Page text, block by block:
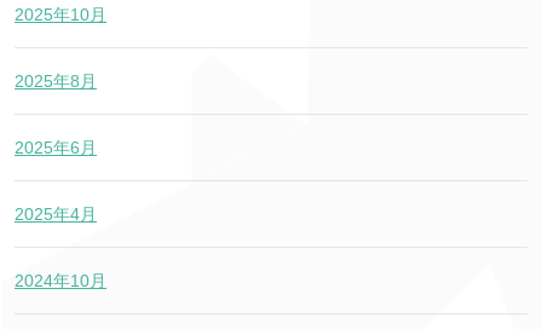
2025年10月
2025年8月
2025年6月
2025年4月
2024年10月